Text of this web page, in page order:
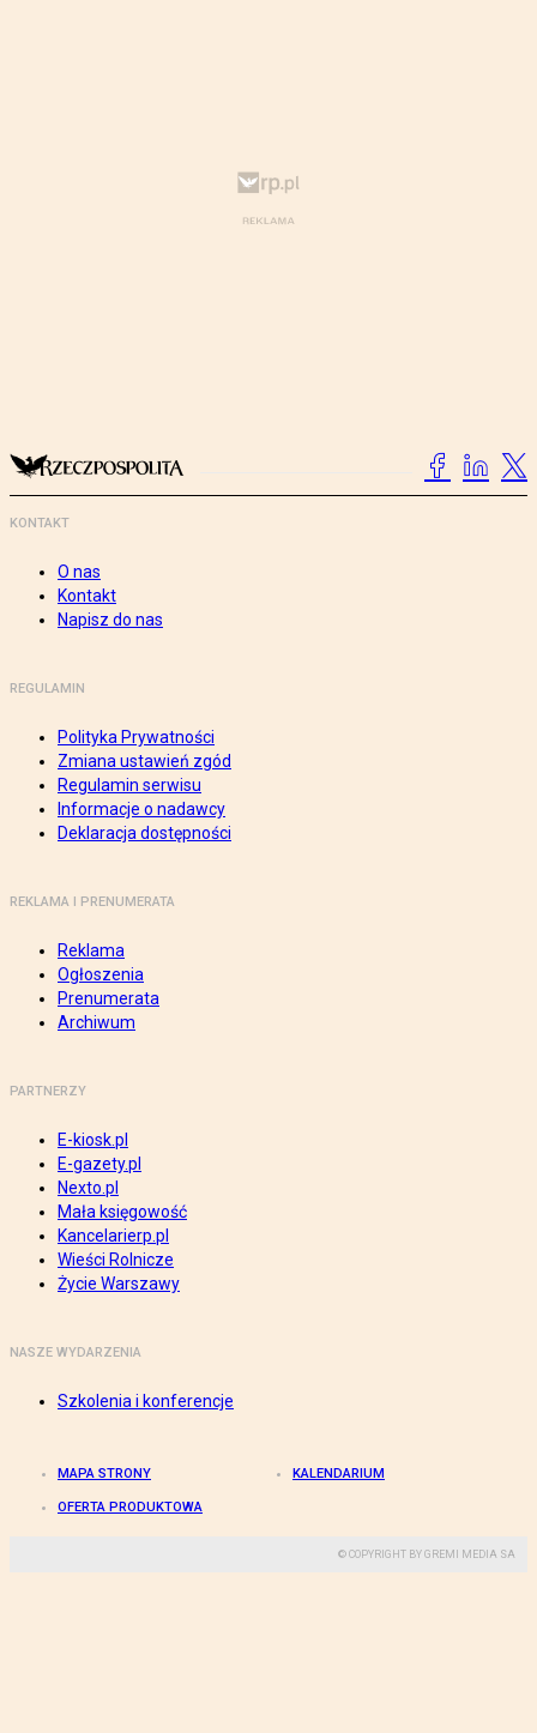
KONTAKT
O nas
Kontakt
Napisz do nas
REGULAMIN
Polityka Prywatności
Zmiana ustawień zgód
Regulamin serwisu
Informacje o nadawcy
Deklaracja dostępności
REKLAMA I PRENUMERATA
Reklama
Ogłoszenia
Prenumerata
Archiwum
PARTNERZY
E-kiosk.pl
E-gazety.pl
Nexto.pl
Mała księgowość
Kancelarierp.pl
Wieści Rolnicze
Życie Warszawy
NASZE WYDARZENIA
Szkolenia i konferencje
MAPA STRONY KALENDARIUM
OFERTA PRODUKTOWA
© COPYRIGHT BY GREMI MEDIA SA